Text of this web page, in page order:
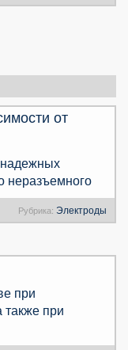
от
неразъемного
Рубрика: Электроды
при
также при